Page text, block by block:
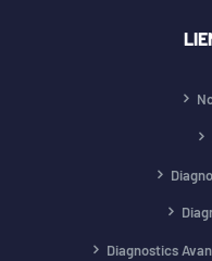
Diagnostics